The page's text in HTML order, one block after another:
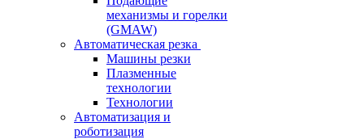
механизмы и горелки
(GMAW)
Автоматическая резка
Машины резки
Плазменные
технологии
Технологии
Автоматизация и
роботизация